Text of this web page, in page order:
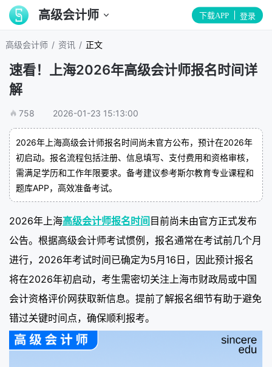
高级会计师 下载APP 登录
高级会计师 / 资讯 / 正文
速看！上海2026年高级会计师报名时间详
解
758 2026-01-23 15:13:00
2026年上海高级会计师报名时间尚未官方公布，预计在2026年
初启动。报名流程包括注册、信息填写、支付费用和资格审核，
需满足学历和工作年限要求。备考建议参考斯尔教育专业课程和
题库APP，高效准备考试。
2026年上海高级会计师报名时间目前尚未由官方正式发布
公告。根据高级会计师考试惯例，报名通常在考试前几个月
进行，2026年考试时间已确定为5月16日，因此预计报名
将在2026年初启动，考生需密切关注上海市财政局或中国
会计资格评价网获取新信息。提前了解报名细节有助于避免
错过关键时间点，确保顺利报考。